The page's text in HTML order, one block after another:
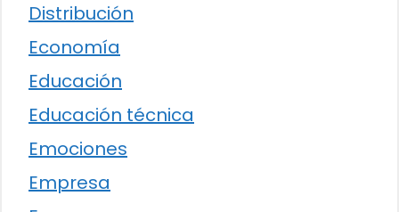
Distribución
Economía
Educación
Educación técnica
Emociones
Empresa